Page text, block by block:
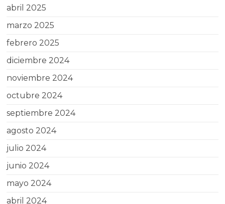
abril 2025
marzo 2025
febrero 2025
diciembre 2024
noviembre 2024
octubre 2024
septiembre 2024
agosto 2024
julio 2024
junio 2024
mayo 2024
abril 2024